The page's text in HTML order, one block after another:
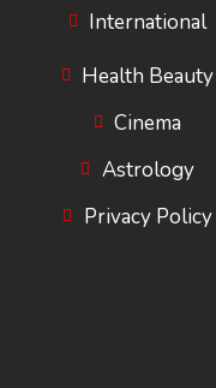
International
Health Beauty
Cinema
Astrology
Privacy Policy